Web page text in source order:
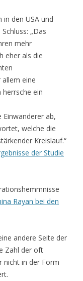
den USA und
„Das
mehr
eher als die
allem eine
herrsche ein
ab,
welche die
Kreislauf.“
der Studie
Rayan bei den
andere Seite der
Zahl der oft
nicht in der Form